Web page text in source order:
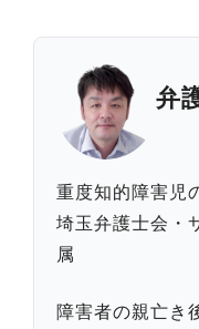
弁
重度知的障害児
埼玉弁護士会・
属
障害者の親亡き